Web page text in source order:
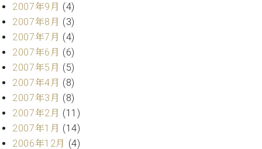
2007年9月 (4)
2007年8月 (3)
2007年7月 (4)
2007年6月 (6)
2007年5月 (5)
2007年4月 (8)
2007年3月 (8)
2007年2月 (11)
2007年1月 (14)
2006年12月 (4)